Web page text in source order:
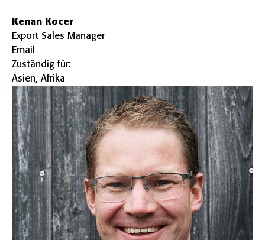
Kenan Kocer
Export Sales Manager
Email
Zuständig für:
Asien, Afrika